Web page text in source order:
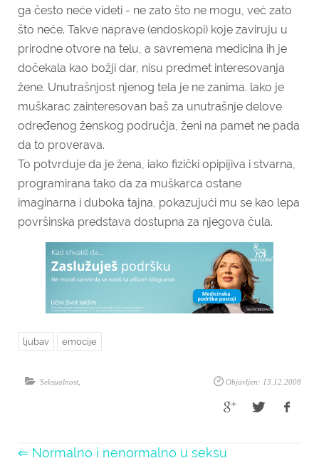
ga često neće videti - ne zato što ne mogu, već zato
što neće. Takve naprave (endoskopi) koje zaviruju u
prirodne otvore na telu, a savremena medicina ih je
dočekala kao božji dar, nisu predmet interesovanja
žene. Unutrašnjost njenog tela je ne zanima. lako je
muškarac zainteresovan baš za unutrašnje delove
određenog ženskog područja, ženi na pamet ne pada
da to proverava.
To potvrduje da je žena, iako fizički opipijiva i stvarna,
programirana tako da za muškarca ostane
imaginarna i duboka tajna, pokazujući mu se kao lepa
površinska predstava dostupna za njegova čula.
ljubav emocije
Objavljen: 13.12.2008
Seksualnost
⇐ Normalno i nenormalno u seksu